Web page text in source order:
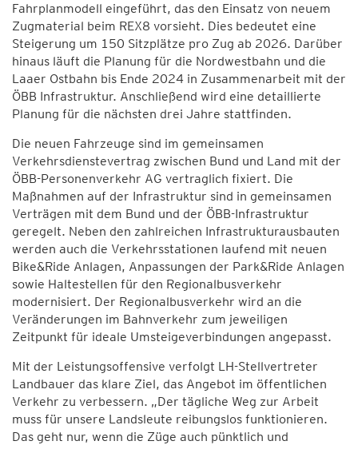
Fahrplanmodell eingeführt, das den Einsatz von neuem
Zugmaterial beim REX8 vorsieht. Dies bedeutet eine
Steigerung um 150 Sitzplätze pro Zug ab 2026. Darüber
hinaus läuft die Planung für die Nordwestbahn und die
Laaer Ostbahn bis Ende 2024 in Zusammenarbeit mit der
ÖBB Infrastruktur. Anschließend wird eine detaillierte
Planung für die nächsten drei Jahre stattfinden.
Die neuen Fahrzeuge sind im gemeinsamen
Verkehrsdienstevertrag zwischen Bund und Land mit der
ÖBB-Personenverkehr AG vertraglich fixiert. Die
Maßnahmen auf der Infrastruktur sind in gemeinsamen
Verträgen mit dem Bund und der ÖBB-Infrastruktur
geregelt. Neben den zahlreichen Infrastrukturausbauten
werden auch die Verkehrsstationen laufend mit neuen
Bike&Ride Anlagen, Anpassungen der Park&Ride Anlagen
sowie Haltestellen für den Regionalbusverkehr
modernisiert. Der Regionalbusverkehr wird an die
Veränderungen im Bahnverkehr zum jeweiligen
Zeitpunkt für ideale Umsteigeverbindungen angepasst.
Mit der Leistungsoffensive verfolgt LH-Stellvertreter
Landbauer das klare Ziel, das Angebot im öffentlichen
Verkehr zu verbessern. „Der tägliche Weg zur Arbeit
muss für unsere Landsleute reibungslos funktionieren.
Das geht nur, wenn die Züge auch pünktlich und